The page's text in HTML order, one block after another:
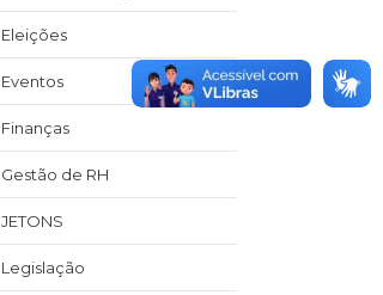
Eleições
Eventos
Finanças
Gestão de RH
JETONS
Legislação